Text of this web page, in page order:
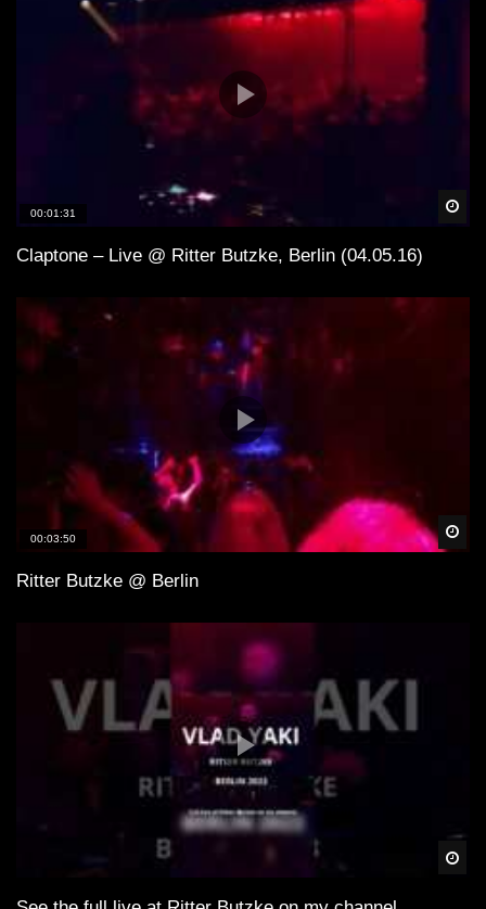
00:01:31
Claptone – Live @ Ritter Butzke, Berlin (04.05.16)
00:03:50
Ritter Butzke @ Berlin